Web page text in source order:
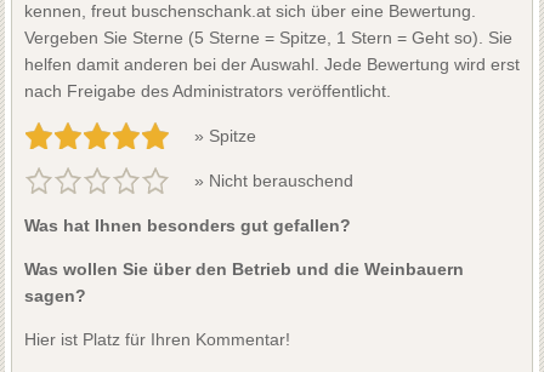
kennen, freut buschenschank.at sich über eine Bewertung.
Vergeben Sie Sterne (5 Sterne = Spitze, 1 Stern = Geht so). Sie
helfen damit anderen bei der Auswahl. Jede Bewertung wird erst
nach Freigabe des Administrators veröffentlicht.
» Spitze
» Nicht berauschend
Was hat Ihnen besonders gut gefallen?
Was wollen Sie über den Betrieb und die Weinbauern
sagen?
Hier ist Platz für Ihren Kommentar!